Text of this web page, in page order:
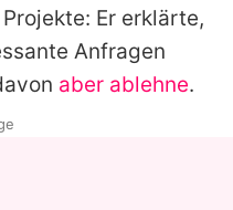
Er erklärte,
Anfragen
aber ablehne.